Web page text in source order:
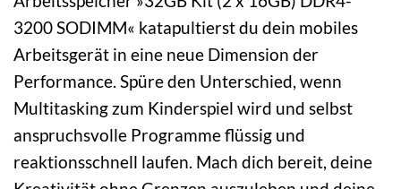
3200 SODIMM« katapultierst du dein mobiles
Arbeitsgerät in eine neue Dimension der
Performance. Spüre den Unterschied, wenn
Multitasking zum Kinderspiel wird und selbst
anspruchsvolle Programme flüssig und
reaktionsschnell laufen. Mach dich bereit, deine